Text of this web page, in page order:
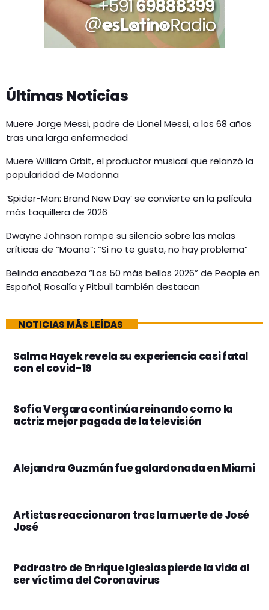
Últimas Noticias
Muere Jorge Messi, padre de Lionel Messi, a los 68 años
tras una larga enfermedad
Muere William Orbit, el productor musical que relanzó la
popularidad de Madonna
‘Spider-Man: Brand New Day’ se convierte en la película
más taquillera de 2026
Dwayne Johnson rompe su silencio sobre las malas
críticas de “Moana”: “Si no te gusta, no hay problema”
Belinda encabeza “Los 50 más bellos 2026” de People en
Español; Rosalía y Pitbull también destacan
NOTICIAS MÁS LEÍDAS
Salma Hayek revela su experiencia casi fatal
con el covid-19
Sofía Vergara continúa reinando como la
actriz mejor pagada de la televisión
Alejandra Guzmán fue galardonada en Miami
Artistas reaccionaron tras la muerte de José
José
Padrastro de Enrique Iglesias pierde la vida al
ser víctima del Coronavirus